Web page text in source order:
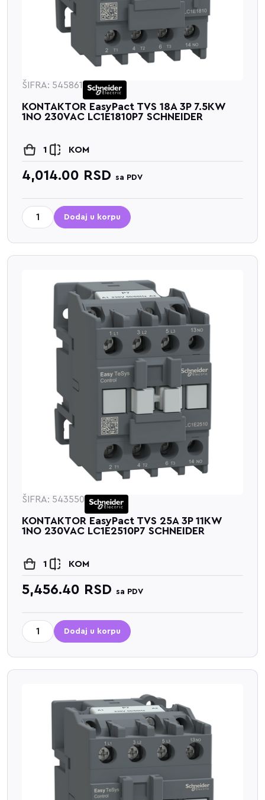
ŠIFRA: 545861
KONTAKTOR EasyPact TVS 18A 3P 7.5KW
1NO 230VAC LC1E1810P7 SCHNEIDER
1 KOM
4,014.00 RSD sa PDV
Dodaj u korpu
ŠIFRA: 543550
KONTAKTOR EasyPact TVS 25A 3P 11KW
1NO 230VAC LC1E2510P7 SCHNEIDER
1 KOM
5,456.40 RSD sa PDV
Dodaj u korpu